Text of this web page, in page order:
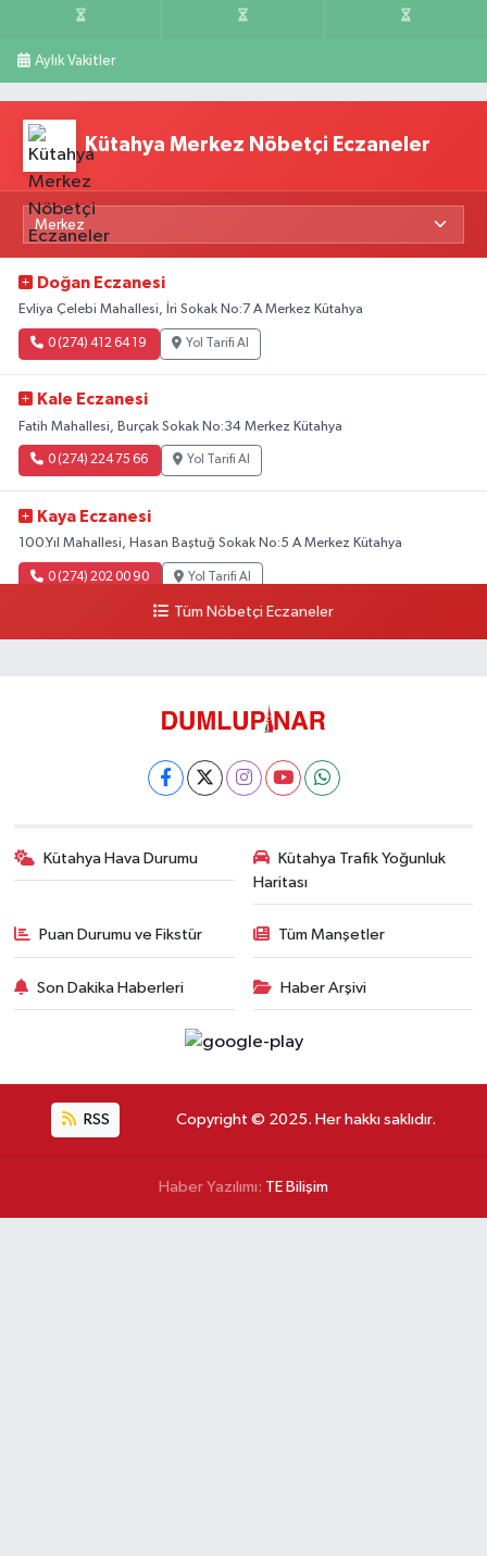
Aylık Vakitler
Kütahya Merkez Nöbetçi Eczaneler
Doğan Eczanesi
Evliya Çelebi Mahallesi, İri Sokak No:7 A Merkez Kütahya
0 (274) 412 64 19 Yol Tarifi Al
Kale Eczanesi
Fatih Mahallesi, Burçak Sokak No:34 Merkez Kütahya
0 (274) 224 75 66 Yol Tarifi Al
Kaya Eczanesi
100.Yıl Mahallesi, Hasan Baştuğ Sokak No:5 A Merkez Kütahya
0 (274) 202 00 90 Yol Tarifi Al
Tüm Nöbetçi Eczaneler
Kütahya Hava Durumu
Kütahya Trafik Yoğunluk
Haritası
Puan Durumu ve Fikstür Tüm Manşetler
Son Dakika Haberleri Haber Arşivi
RSS Copyright © 2025. Her hakkı saklıdır.
Haber Yazılımı: TE Bilişim